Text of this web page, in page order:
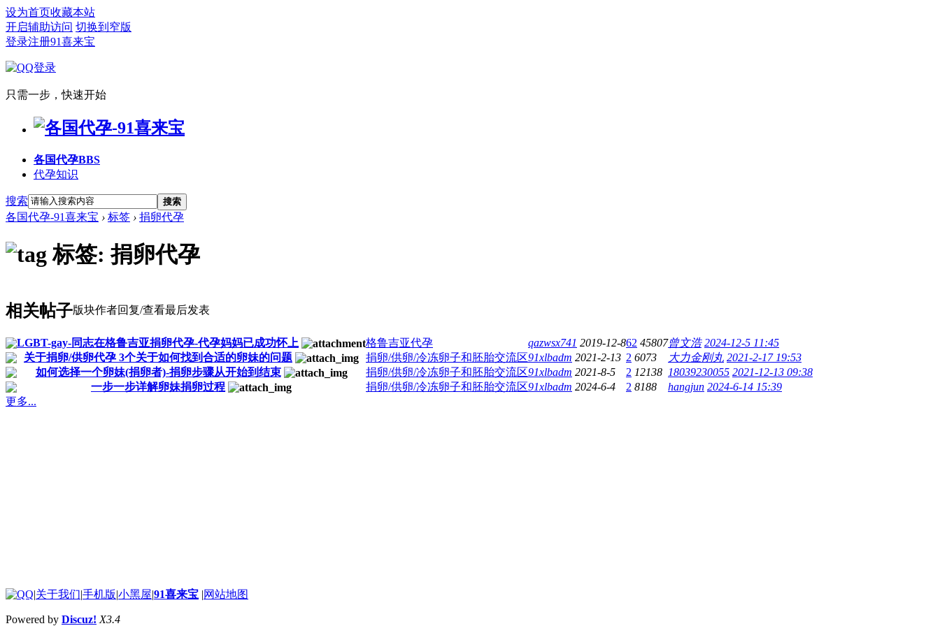
设为首页收藏本站
开启辅助访问 切换到窄版
登录注册91喜来宝
只需一步，快速开始
各国代孕BBS
代孕知识
搜索 搜索
各国代孕-91喜来宝 › 标签 › 捐卵代孕
标签: 捐卵代孕
相关帖子版块作者回复/查看最后发表
LGBT-gay-同志在格鲁吉亚捐卵代孕-代孕妈妈已成功怀上 格鲁吉亚代孕 qazwsx741 2019-12-862 45807曾文浩 2024-12-5 11:45
关于捐卵/供卵代孕 3个关于如何找到合适的卵妹的问题
捐卵/供卵/冷冻卵子和胚胎交流区91xlbadm 2021-2-13 2 6073 大力金刚丸 2021-2-17 19:53
如何选择一个卵妹(捐卵者)-捐卵步骤从开始到结束
捐卵/供卵/冷冻卵子和胚胎交流区91xlbadm 2021-8-5 2 12138 18039230055 2021-12-13 09:38
一步一步详解卵妹捐卵过程
捐卵/供卵/冷冻卵子和胚胎交流区91xlbadm 2024-6-4 2 8188 hangjun 2024-6-14 15:39
更多...
|关于我们|手机版|小黑屋|91喜来宝 |网站地图
Powered by Discuz! X3.4